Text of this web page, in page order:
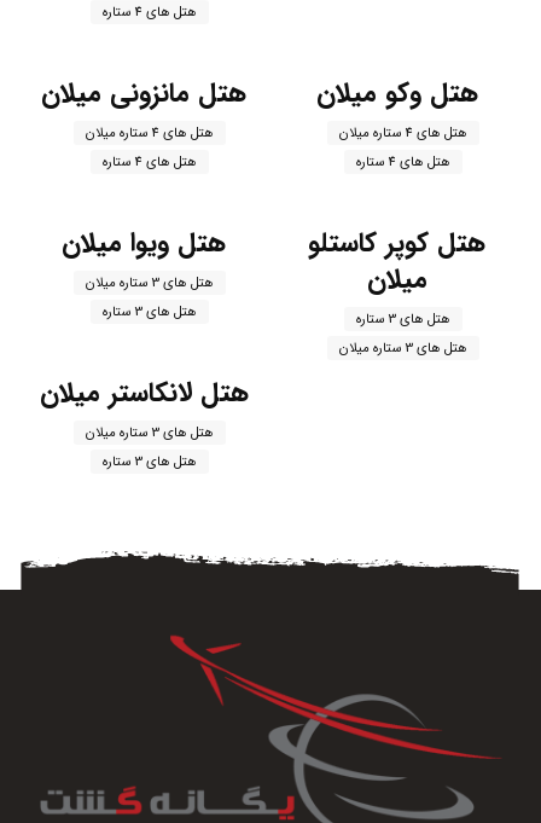
هتل های 4 ستاره
هتل وکو میلان
هتل های 4 ستاره میلان
هتل های 4 ستاره
هتل مانزونی میلان
هتل های 4 ستاره میلان
هتل های 4 ستاره
هتل کوپر کاستلو
میلان
هتل های 3 ستاره
هتل های 3 ستاره میلان
هتل ویوا میلان
هتل های 3 ستاره میلان
هتل های 3 ستاره
هتل لانکاستر میلان
هتل های 3 ستاره میلان
هتل های 3 ستاره